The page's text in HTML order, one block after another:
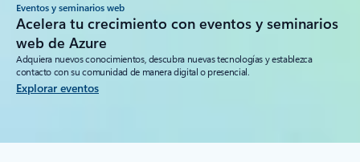
Eventos y seminarios web
Acelera tu crecimiento con eventos y seminarios
web de Azure
Adquiera nuevos conocimientos, descubra nuevas tecnologías y establezca
contacto con su comunidad de manera digital o presencial.
Explorar eventos